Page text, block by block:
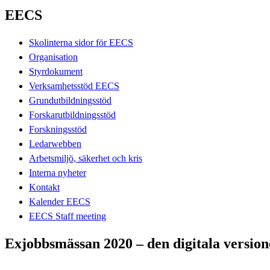
EECS
Skolinterna sidor för EECS
Organisation
Styrdokument
Verksamhetsstöd EECS
Grundutbildningsstöd
Forskarutbildningsstöd
Forskningsstöd
Ledarwebben
Arbetsmiljö, säkerhet och kris
Interna nyheter
Kontakt
Kalender EECS
EECS Staff meeting
Exjobbsmässan 2020 – den digitala